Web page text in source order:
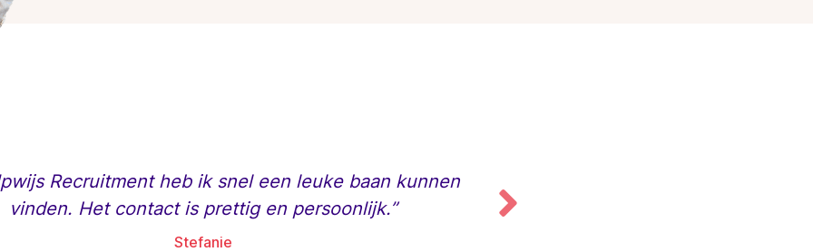
Recruitment heb ik snel een leuke baan kunnen
vinden. Het contact is prettig en persoonlijk.”
Stefanie
goede samenwerking. Ik hoefde ook